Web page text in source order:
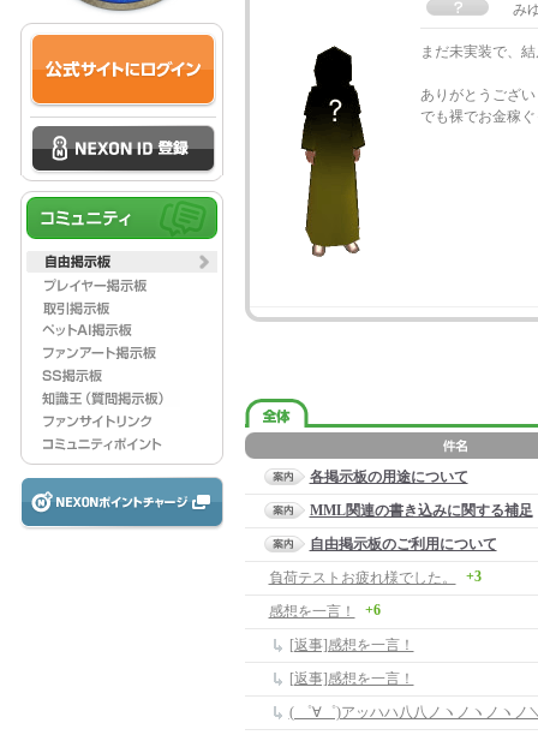
み
まだ未実装で、
ありがとうござ
でも裸でお金稼
各掲示板の用途について
MML関連の書き込みに関する補足
自由掲示板のご利用について
負荷テストお疲れ様でした。
+3
感想を一言！ +6
[返事]感想を一言！
[返事]感想を一言！
( ゜∀゜)アッハハ八八ノヽノヽノヽノ